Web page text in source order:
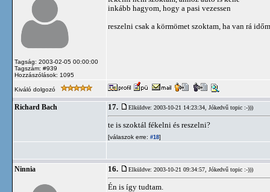
Tagság: 2003-02-05 00:00:00
Tagszám: #939
Hozzászólások: 1095
inkább hagyom, hogy a pasi vezessen
reszelni csak a körmömet szoktam, ha van rá időm
Kiváló dolgozó
Richard Bach 17. Elküldve: 2003-10-21 14:23:34, Jókedvű topic :-)))
te is szoktál fékelni és reszelni?
[válaszok erre: #18]
Ninnia 16. Elküldve: 2003-10-21 09:34:57, Jókedvű topic :-)))
Én is így tudtam.